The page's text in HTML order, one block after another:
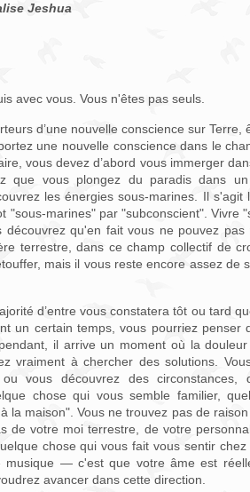
Jeshua
avec vous. Vous n'êtes pas seuls.
d’une nouvelle conscience sur
une nouvelle conscience dans le
vous devez d’abord vous immerger
que vous plongez du paradis dans
les énergies sous-marines. Il
"sous-marines" par "subconscient". Vivre
découvrez qu'en fait vous ne pouvez
terrestre, dans ce champ collectif de
mais il vous reste encore assez de
d’entre vous constatera tôt ou tard
un certain temps, vous pourriez penser
il arrive un moment où la
vraiment à chercher des solutions.
vous découvrez des circonstances,
chose qui vous semble familier,
la maison". Vous ne trouvez pas de
de votre moi terrestre, de votre
chose qui vous fait vous sentir
musique — c'est que votre âme est
avancer dans cette direction.